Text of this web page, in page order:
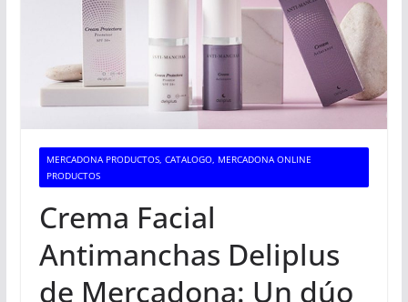
MERCADONA PRODUCTOS, CATALOGO, MERCADONA ONLINE
PRODUCTOS
Crema Facial
Antimanchas Deliplus
de Mercadona: Un dúo